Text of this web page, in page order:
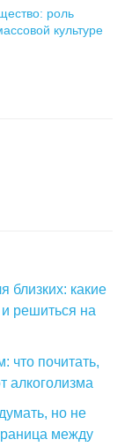
роль
культуре
близких: какие
и решиться на
что почитать,
алкоголизма
но не
между